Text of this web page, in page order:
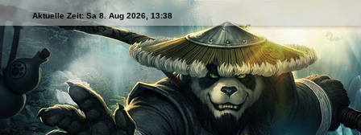
Aktuelle Zeit: Sa 8. Aug 2026, 13:38